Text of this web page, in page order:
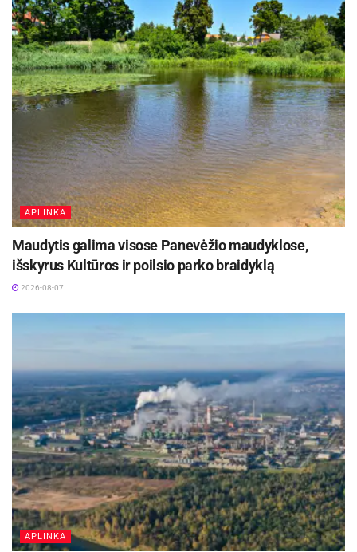
APLINKA
Maudytis galima visose Panevėžio maudyklose,
išskyrus Kultūros ir poilsio parko braidyklą
2026-08-07
APLINKA